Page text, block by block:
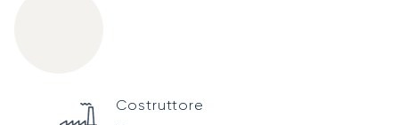
Technical specifications
Costruttore